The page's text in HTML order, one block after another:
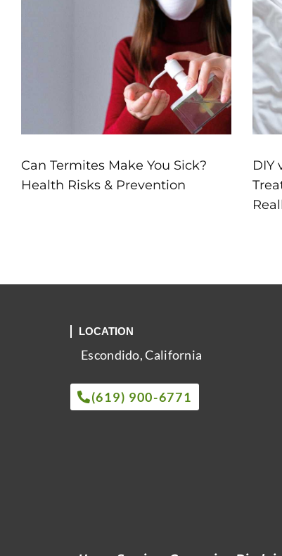
Can Termites Make You Sick?
Health Risks & Prevention
DIY
LOCATION
Escondido, California
(619) 900-6771